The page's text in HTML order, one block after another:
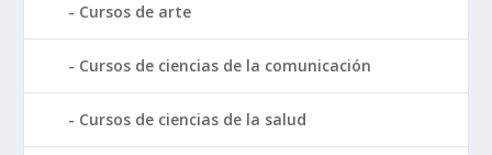
Cursos de arte
Cursos de ciencias de la comunicación
Cursos de ciencias de la salud